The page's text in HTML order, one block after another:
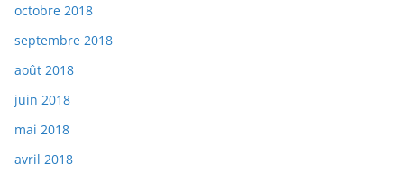
octobre 2018
septembre 2018
août 2018
juin 2018
mai 2018
avril 2018